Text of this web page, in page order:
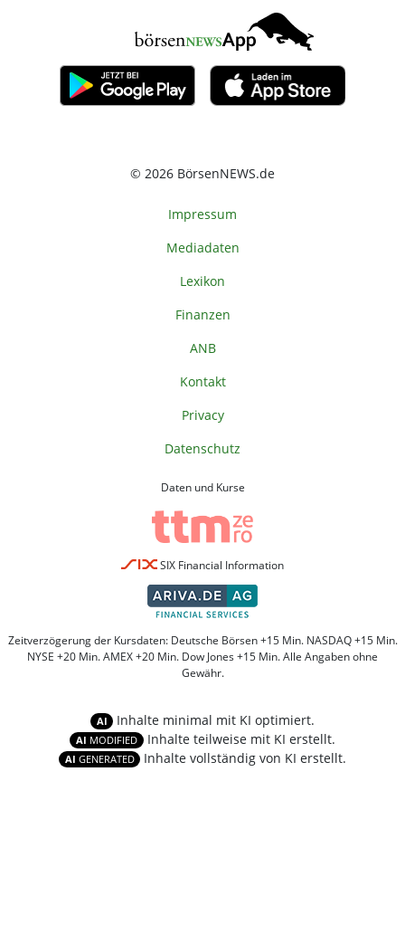
© 2026 BörsenNEWS.de
Impressum
Mediadaten
Lexikon
Finanzen
ANB
Kontakt
Privacy
Datenschutz
Daten und Kurse
SIX Financial Information
Zeitverzögerung der Kursdaten: Deutsche Börsen +15 Min. NASDAQ +15 Min.
NYSE +20 Min. AMEX +20 Min. Dow Jones +15 Min. Alle Angaben ohne
Gewähr.
AI Inhalte minimal mit KI optimiert.
AI MODIFIED Inhalte teilweise mit KI erstellt.
AI GENERATED Inhalte vollständig von KI erstellt.